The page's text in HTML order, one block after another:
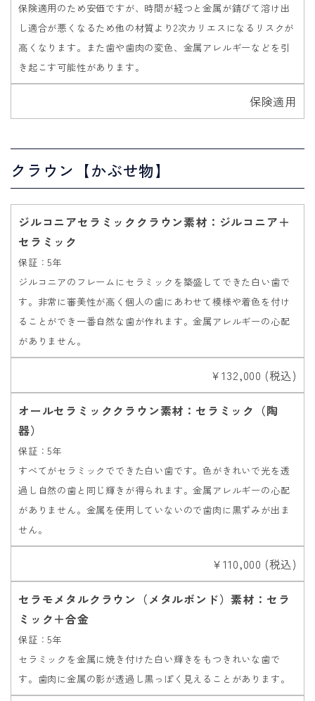
保険適用のため安価ですが、時間が経つと金属が錆びて溶け出
し適合が悪くなるため他の材質より2次カリエスになるリスクが
高くなります。また歯や歯肉の変色、金属アレルギーなどを引
き起こす可能性があります。
保険適用
クラウン【かぶせ物】
ジルコニアセラミッククラウン素材：ジルコニア＋
セラミック
保証：5年
ジルコニアのフレームにセラミックを築盛してできた白い歯で
す。非常に審美性が高く個人の歯にあわせて模様や着色を付け
ることができ一番自然な歯が作れます。金属アレルギーの心配
がありません。
￥132,000 (税込)
オールセラミッククラウン素材：セラミック（陶
器）
保証：5年
すべてがセラミックでできた白い歯です。色がきれいで光を透
過し自然の歯と同じ輝きが得られます。金属アレルギーの心配
がありません。金属を使用していないので歯肉に黒ずみが出ま
せん。
￥110,000 (税込)
セラモメタルクラウン（メタルボンド）素材：セラ
ミック＋合金
保証：5年
セラミックを金属に焼き付けた白い輝きをもつきれいな歯で
す。歯肉に金属の影が透過し黒っぽく見えることがあります。